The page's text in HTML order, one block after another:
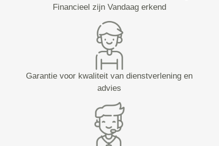
Financieel zijn Vandaag erkend
Garantie voor kwaliteit van dienstverlening en
advies